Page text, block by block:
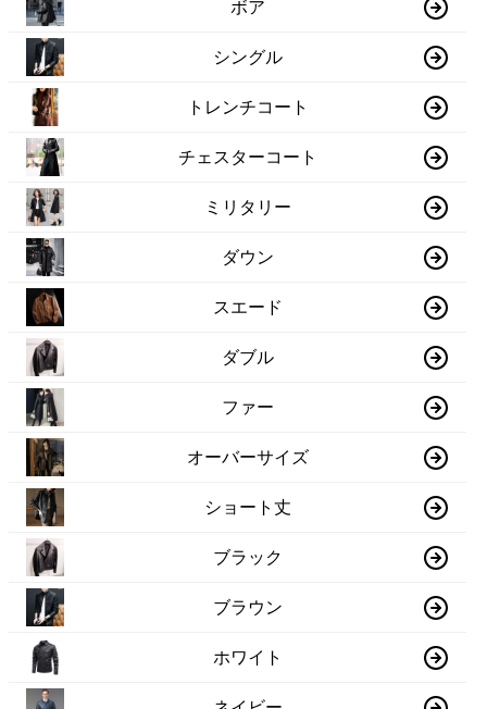
ボア
シングル
トレンチコート
チェスターコート
ミリタリー
ダウン
スエード
ダブル
ファー
オーバーサイズ
ショート丈
ブラック
ブラウン
ホワイト